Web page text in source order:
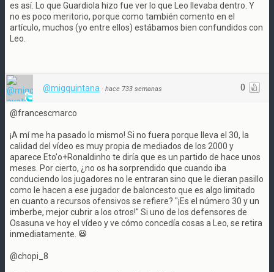
es así. Lo que Guardiola hizo fue ver lo que Leo llevaba dentro. Y
no es poco meritorio, porque como también comento en el
artículo, muchos (yo entre ellos) estábamos bien confundidos con
Leo.
0
@migquintana · hace 733 semanas
@francescmarco
¡A mí me ha pasado lo mismo! Si no fuera porque lleva el 30, la
calidad del vídeo es muy propia de mediados de los 2000 y
aparece Eto'o+Ronaldinho te diría que es un partido de hace unos
meses. Por cierto, ¿no os ha sorprendido que cuando iba
conduciendo los jugadores no le entraran sino que le dieran pasillo
como le hacen a ese jugador de baloncesto que es algo limitado
en cuanto a recursos ofensivos se refiere? ''¡Es el número 30 y un
imberbe, mejor cubrir a los otros!'' Si uno de los defensores de
Osasuna ve hoy el vídeo y ve cómo concedía cosas a Leo, se retira
inmediatamente.
@chopi_8